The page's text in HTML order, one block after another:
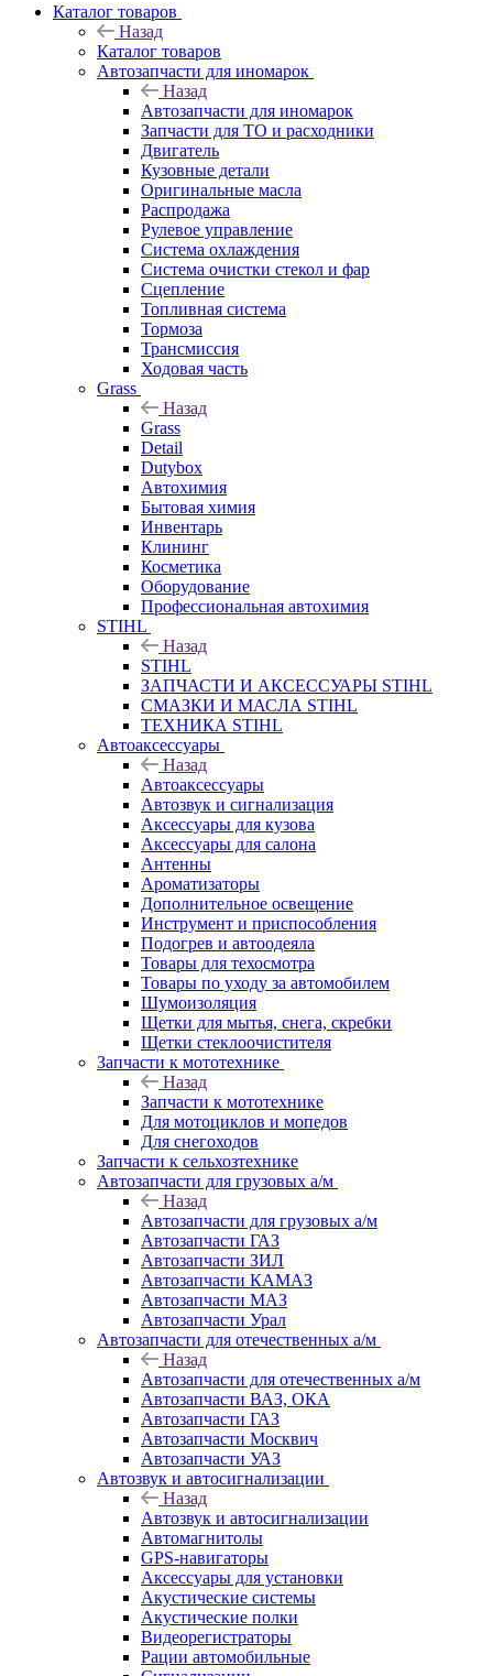
Каталог товаров
Назад
Каталог товаров
Автозапчасти для иномарок
Назад
Автозапчасти для иномарок
Запчасти для ТО и расходники
Двигатель
Кузовные детали
Оригинальные масла
Распродажа
Рулевое управление
Система охлаждения
Система очистки стекол и фар
Сцепление
Топливная система
Тормоза
Трансмиссия
Ходовая часть
Grass
Назад
Grass
Detail
Dutybox
Автохимия
Бытовая химия
Инвентарь
Клининг
Косметика
Оборудование
Профессиональная автохимия
STIHL
Назад
STIHL
ЗАПЧАСТИ И АКСЕССУАРЫ STIHL
СМАЗКИ И МАСЛА STIHL
ТЕХНИКА STIHL
Автоаксессуары
Назад
Автоаксессуары
Автозвук и сигнализация
Аксессуары для кузова
Аксессуары для салона
Антенны
Ароматизаторы
Дополнительное освещение
Инструмент и приспособления
Подогрев и автоодеяла
Товары для техосмотра
Товары по уходу за автомобилем
Шумоизоляция
Щетки для мытья, снега, скребки
Щетки стеклоочистителя
Запчасти к мототехнике
Назад
Запчасти к мототехнике
Для мотоциклов и мопедов
Для снегоходов
Запчасти к сельхозтехнике
Автозапчасти для грузовых а/м
Назад
Автозапчасти для грузовых а/м
Автозапчасти ГАЗ
Автозапчасти ЗИЛ
Автозапчасти КАМАЗ
Автозапчасти МАЗ
Автозапчасти Урал
Автозапчасти для отечественных а/м
Назад
Автозапчасти для отечественных а/м
Автозапчасти ВАЗ, ОКА
Автозапчасти ГАЗ
Автозапчасти Москвич
Автозапчасти УАЗ
Автозвук и автосигнализации
Назад
Автозвук и автосигнализации
Автомагнитолы
GPS-навигаторы
Аксессуары для установки
Акустические системы
Акустические полки
Видеорегистраторы
Рации автомобильные